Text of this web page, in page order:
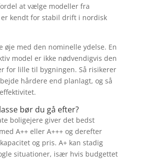
at vælge modeller fra
kendt for stabil drift i nordisk
øje med den nominelle ydelse. En
model er ikke nødvendigvis den
for lille til bygningen. Så risikerer
hårdere end planlagt, og så
bør du gå efter?
boligejere giver det bedst
A++ eller A+++ og derefter
og pris. A+ kan stadig
situationer, især hvis budgettet